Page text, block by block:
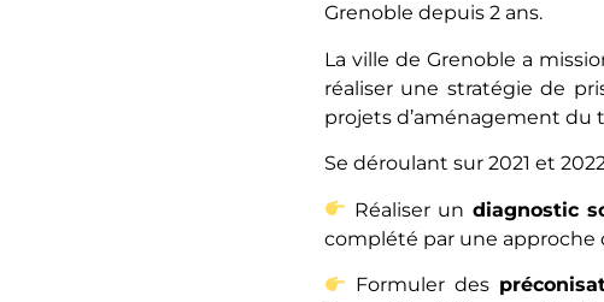
Grenoble depuis 2 ans.
La ville de Grenoble a
réaliser une stratégie de
projets d’aménagement du
Se déroulant sur 2021 et
Réaliser un diagnostic
complété par une approche
Formuler des